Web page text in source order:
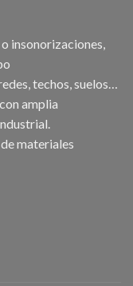
o insonorizaciones,
,techos, suelos…
amplia
materiales